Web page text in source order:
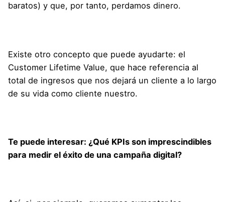
baratos) y que, por tanto, perdamos dinero.
Existe otro concepto que puede ayudarte: el
Customer Lifetime Value, que hace referencia al
total de ingresos que nos dejará un cliente a lo largo
de su vida como cliente nuestro.
Te puede interesar: ¿Qué KPIs son imprescindibles
para medir el éxito de una campaña digital?